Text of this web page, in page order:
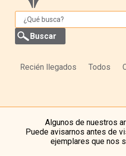
Recién llegados Todos
Algunos de nuestros
Puede avisarnos antes de
ejemplares que nos